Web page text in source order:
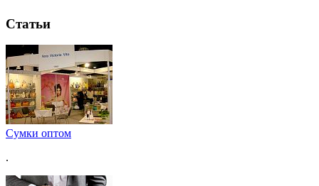
Статьи
Сумки оптом
.